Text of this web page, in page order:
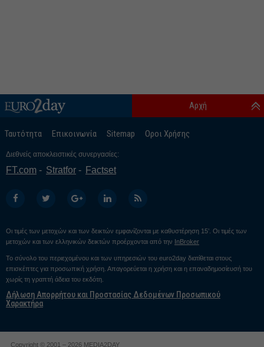
Ταυτότητα Επικοινωνία Sitemap Οροι Χρήσης
Αρχή
Διεθνείς αποκλειστικές συνεργασίες:
FT.com Stratfor Factset
Οι τιμές των μετοχών και των δεικτών εμφανίζονται με καθυστέρηση 15’. Οι τιμές των
μετοχών και των ελληνικών δεικτών προέρχονται από την InBroker
Το σύνολο του περιεχομένου και των υπηρεσιών του euro2day διατίθεται στους
επισκέπτες για προσωπική χρήση. Απαγορεύεται η χρήση και η επαναδημοσίευσή του
χωρίς τη γραπτή άδεια του εκδότη.
Δήλωση Απορρήτου και Προστασίας Δεδομένων Προσωπικού
Χαρακτήρα
Copyright © 2001 – 2026 MEDIA2DAY